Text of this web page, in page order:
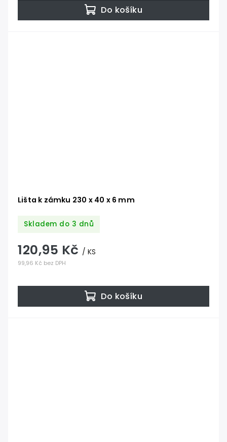
Do košíku
Lišta k zámku 230 x 40 x 6 mm
Skladem do 3 dnů
99,96 Kč bez DPH
120,95 Kč / KS
Do košíku